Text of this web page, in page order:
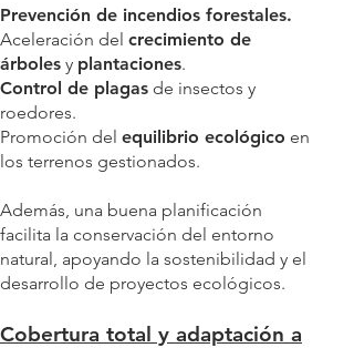
Prevención de incendios forestales.
Aceleración del crecimiento de
árboles y plantaciones.
Control de plagas de insectos y
roedores.
Promoción del equilibrio ecológico en
los terrenos gestionados.
Además, una buena planificación
facilita la conservación del entorno
natural, apoyando la sostenibilidad y el
desarrollo de proyectos ecológicos.
Cobertura total y adaptación a